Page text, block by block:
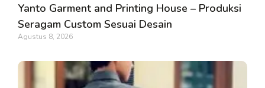
Yanto Garment and Printing House – Produksi
Seragam Custom Sesuai Desain
Agustus 8, 2026